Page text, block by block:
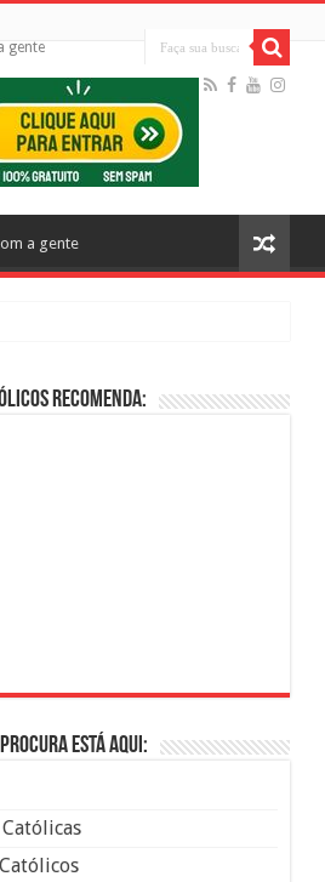
gente
a gente
Recomenda:
procura está aqui: